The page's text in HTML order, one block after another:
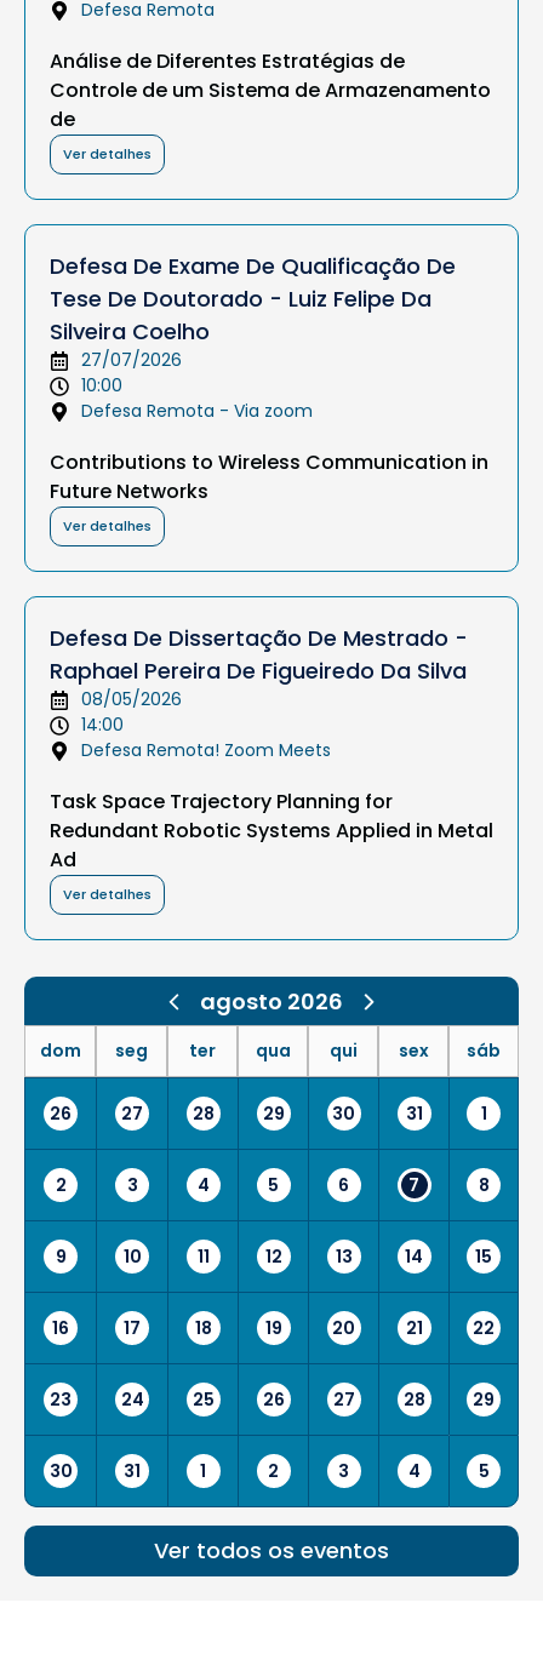
Defesa Remota
Análise de Diferentes Estratégias de
Controle de um Sistema de Armazenamento
de
Ver detalhes
Defesa De Exame De Qualificação De
Tese De Doutorado - Luiz Felipe Da
Silveira Coelho
27/07/2026
10:00
Defesa Remota - Via zoom
Contributions to Wireless Communication in
Future Networks
Ver detalhes
Defesa De Dissertação De Mestrado -
Raphael Pereira De Figueiredo Da Silva
08/05/2026
14:00
Defesa Remota! Zoom Meets
Task Space Trajectory Planning for
Redundant Robotic Systems Applied in Metal
Ad
Ver detalhes
agosto 2026
dom seg ter qua qui sex sáb
26 27 28 29 30 31 1
2 3 4 5 6 7 8
9 10 11 12 13 14 15
16 17 18 19 20 21 22
23 24 25 26 27 28 29
30 31 1 2 3 4 5
Ver todos os eventos